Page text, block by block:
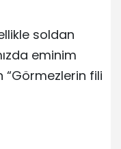
soldan
eminim
“Görmezlerin fili